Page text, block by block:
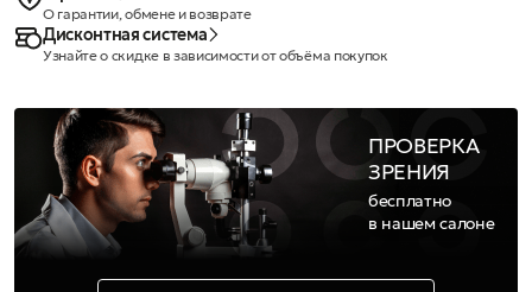
О гарантии, обмене и возврате
Дисконтная система
Узнайте о скидке в зависимости от объёма покупок
ПРОВЕРКА
ЗРЕНИЯ
бесплатно
в нашем салоне